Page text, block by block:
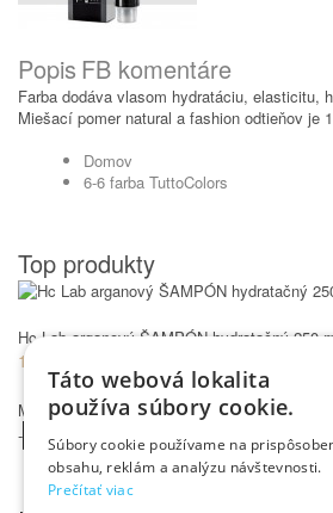
Popis FB komentáre
Farba dodáva vlasom hydratáciu, elasticitu,
Miešací pomer natural a fashion odtieňov je
Domov
6-6 farba TuttoColors
Top produkty
Hc Lab arganový ŠAMPÓN hydratačný 250
12.00 €
Množstvo
-
Kúpiť
Táto webová lokalita
používa súbory cookie.
Súbory cookie používame na
obsahu, reklám a analýzu návštevnosti.
Prečítať viac